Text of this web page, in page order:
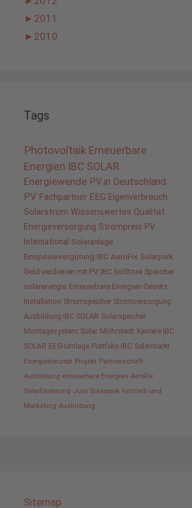
► 2011
► 2010
Tags
Photovoltaik Erneuerbare
Energien IBC SOLAR
Energiewende PV in Deutschland
PV Fachpartner EEG Eigenverbrauch
Solarstrom Wissenswertes Qualität
Energieversorgung Strompreis PV
International Solaranlage
Einspeisevergütung IBC AeroFix Solarpark
Geld verdienen mit PV IBC SolStore Speicher
solarenergie Erneuerbare Energien Gesetz
Installation Stromspeicher Stromversorgung
Ausbildung IBC SOLAR Solarspeicher
Montagesystem Solar Möhrstedt Karriere IBC
SOLAR EEG-Umlage Portfolio IBC Solarmarkt
Energiekonzept Projekt Partnerschaft
Ausbildung erneuerbare Energien AeroFix
Solarförderung Jura Solarpark Vertrieb und
Marketing Ausbildung
Sitemap